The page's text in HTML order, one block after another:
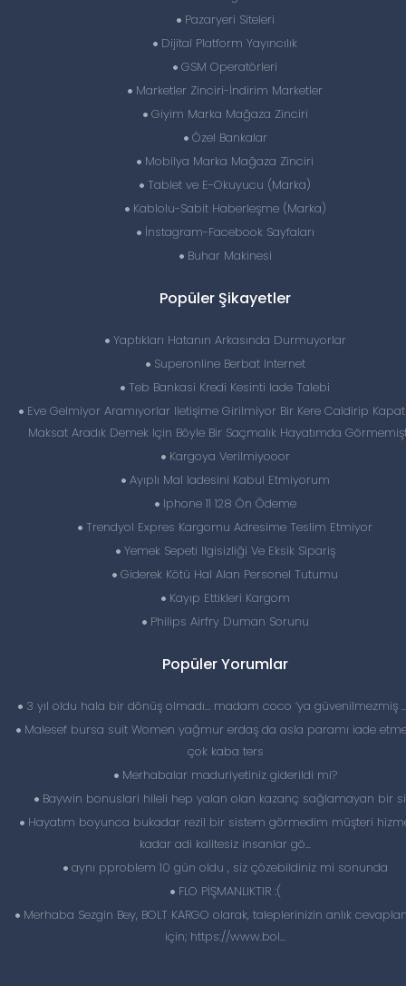
Pazaryeri Siteleri
Dijital Platform Yayıncılık
GSM Operatörleri
Marketler Zinciri-İndirim Marketler
Giyim Marka Mağaza Zinciri
Özel Bankalar
Mobilya Marka Mağaza Zinciri
Tablet ve E-Okuyucu (Marka)
Kablolu-Sabit Haberleşme (Marka)
İnstagram-Facebook Sayfaları
Buhar Makinesi
Popüler Şikayetler
Yaptıkları Hatanın Arkasında Durmuyorlar
Superonline Berbat Internet
Teb Bankasi Kredi Kesinti Iade Talebi
Eve Gelmiyor Aramıyorlar Iletişime Girilmiyor Bir Kere Caldirip
Maksat Aradık Demek Için Böyle Bir Saçmalık Hayatımda
Kargoya Verilmiyooor
Ayıplı Mal Iadesini Kabul Etmiyorum
Iphone 11 128 Ön Ödeme
Trendyol Expres Kargomu Adresime Teslim Etmiyor
Yemek Sepeti Ilgisizliği Ve Eksik Sipariş
Giderek Kötü Hal Alan Personel Tutumu
Kayıp Ettikleri Kargom
Philips Airfry Duman Sorunu
Popüler Yorumlar
3 yıl oldu hala bir dönüş olmadı… madam coco ‘ya güvenilmezmiş
Malesef bursa suit Women yağmur erdaş da asla paramı iade
çok kaba ters
Merhabalar maduriyetiniz giderildi mi?
Baywin bonuslari hileli hep yalan olan kazanç sağlamayan bir
Hayatım boyunca bukadar rezil bir sistem görmedim müşteri
kadar adi kalitesiz insanlar gö...
aynı pproblem 10 gün oldu , siz çözebildiniz mi sonunda
FLO PİŞMANLIKTIR :(
Merhaba Sezgin Bey, BOLT KARGO olarak, taleplerinizin anlık
için; https://www.bol...